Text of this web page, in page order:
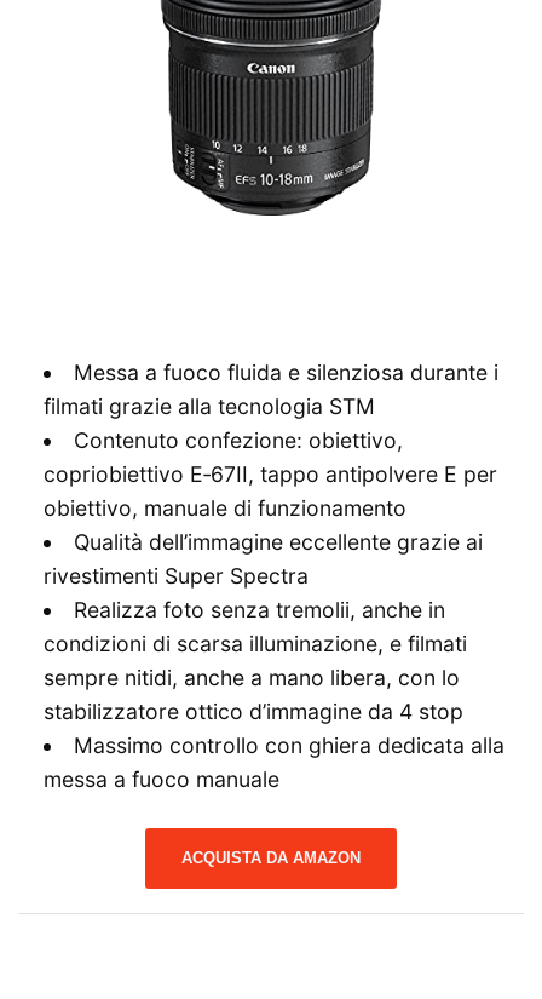
Messa a fuoco fluida e silenziosa durante i
filmati grazie alla tecnologia STM
Contenuto confezione: obiettivo,
copriobiettivo E‐67II, tappo antipolvere E per
obiettivo, manuale di funzionamento
Qualità dell’immagine eccellente grazie ai
rivestimenti Super Spectra
Realizza foto senza tremolii, anche in
condizioni di scarsa illuminazione, e filmati
sempre nitidi, anche a mano libera, con lo
stabilizzatore ottico d’immagine da 4 stop
Massimo controllo con ghiera dedicata alla
messa a fuoco manuale
ACQUISTA DA AMAZON